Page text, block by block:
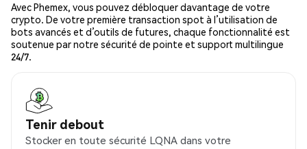
Avec Phemex, vous pouvez débloquer davantage de votre
crypto. De votre première transaction spot à l’utilisation de
bots avancés et d’outils de futures, chaque fonctionnalité est
soutenue par notre sécurité de pointe et support multilingue
24/7.
Tenir debout
Stocker en toute sécurité LQNA dans votre